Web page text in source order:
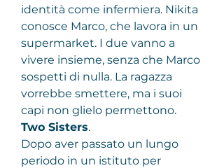
identità come infermiera. Nikita
conosce Marco, che lavora in un
supermarket. I due vanno a
vivere insieme, senza che Marco
sospetti di nulla. La ragazza
vorrebbe smettere, ma i suoi
capi non glielo permettono.
Two Sisters.
Dopo aver passato un lungo
periodo in un istituto per